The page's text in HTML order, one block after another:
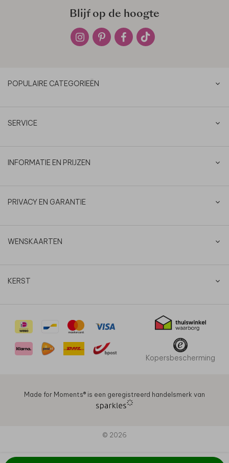
Blijf op de hoogte
POPULAIRE CATEGORIEËN
SERVICE
INFORMATIE EN PRIJZEN
PRIVACY EN GARANTIE
WENSKAARTEN
KERST
Kopersbescherming
Made for Moments®️ is een geregistreerd handelsmerk van
© 2026